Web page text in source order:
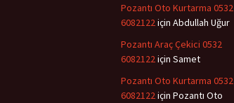
Pozantı Oto Kurtarma 0532
6082122için Abdullah Uğur
Pozantı Araç Çekici 0532
6082122için Samet
Pozantı Oto Kurtarma 0532
6082122için Pozantı Oto